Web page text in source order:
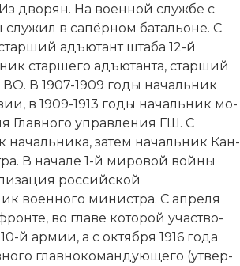
дво­рян. На во­енной служ­бе с
слу­жил в са­пёр­ном ба­таль­о­не. С
адъ­ю­тант шта­ба 12-й
стар­ше­го адъ­ю­тан­та, стар­ший
В 1907-1909 годы начальник
в 1909-1913 годы начальник мо­
Главного управ­ле­ния ГШ. С
начальника, за­тем начальник Кан­
В начале 1-й ми­ро­вой вой­ны
российской
во­енного ми­ни­ст­ра. С апреля
во гла­ве ко­то­рой уча­ст­во­
й ар­мии, а с октября 1916 года
глав­но­ко­ман­дую­ще­го (ут­вер­